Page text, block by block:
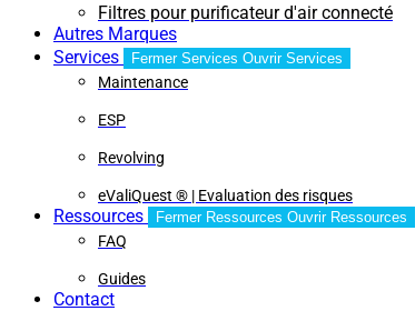
Filtres pour purificateur d'air connecté
Autres Marques
Services
Fermer Services Ouvrir Services
Maintenance
ESP
Revolving
eValiQuest ® | Evaluation des risques
Ressources Fermer Ressources Ouvrir Ressources
FAQ
Guides
Contact